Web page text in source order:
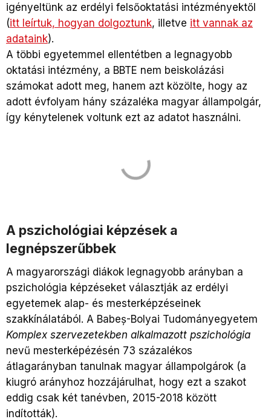
igényeltünk az erdélyi felsőoktatási intézményektől
(itt leírtuk, hogyan dolgoztunk, illetve itt vannak az
adataink).
A többi egyetemmel ellentétben a legnagyobb
oktatási intézmény, a BBTE nem beiskolázási
számokat adott meg, hanem azt közölte, hogy az
adott évfolyam hány százaléka magyar állampolgár,
így kénytelenek voltunk ezt az adatot használni.
A pszichológiai képzések a
legnépszerűbbek
A magyarországi diákok legnagyobb arányban a
pszichológia képzéseket választják az erdélyi
egyetemek alap- és mesterképzéseinek
szakkínálatából. A Babeș-Bolyai Tudományegyetem
Komplex szervezetekben alkalmazott pszichológia
nevű mesterképézésén 73 százalékos
átlagarányban tanulnak magyar állampolgárok (a
kiugró arányhoz hozzájárulhat, hogy ezt a szakot
eddig csak két tanévben, 2015-2018 között
indították).